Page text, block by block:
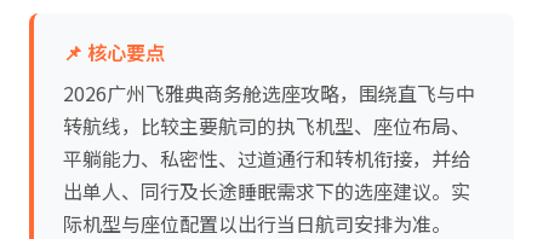
📌 核心要点
2026广州飞雅典商务舱选座攻略，围绕直飞与中
转航线，比较主要航司的执飞机型、座位布局、
平躺能力、私密性、过道通行和转机衔接，并给
出单人、同行及长途睡眠需求下的选座建议。实
际机型与座位配置以出行当日航司安排为准。